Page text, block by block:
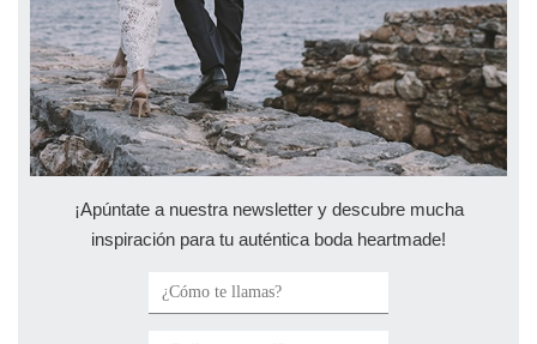
¡Apúntate a nuestra newsletter y descubre mucha
inspiración para tu auténtica boda heartmade!